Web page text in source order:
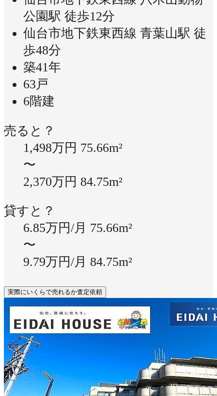
公園駅 徒歩12分
仙台市地下鉄東西線 青葉山駅 徒
歩48分
築41年
63戸
6階建
売ると？
1,498万円 75.66m²
〜
2,370万円 84.75m²
貸すと？
6.85万円/月 75.66m²
〜
9.79万円/月 84.75m²
実際にいくらで売れるか査定依頼